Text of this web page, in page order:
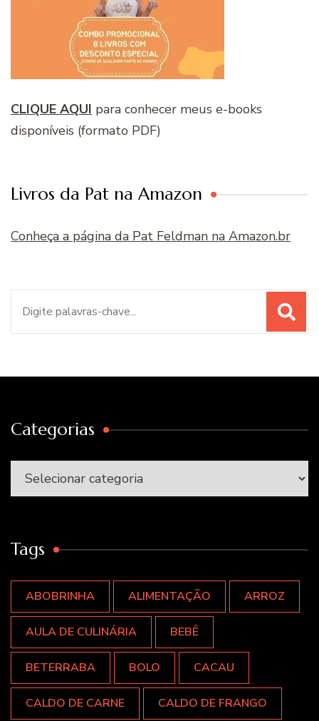
CLIQUE AQUI para conhecer meus e-books
disponíveis (formato PDF)
Livros da Pat na Amazon
Conheça a página da Pat Feldman na Amazon.br
Categorias
Categorias
Tags
ABOBRINHA ALIMENTAÇÃO ARROZ
AULA DE CULINÁRIA BEBÊ
BETERRABA BOLO CACAU
CALDO DE CARNE CALDO DE FRANGO